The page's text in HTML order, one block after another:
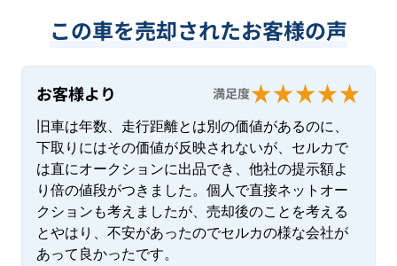
この車を売却されたお客様の声
お客様より 満足度
旧車は年数、走行距離とは別の価値があるのに、
下取りにはその価値が反映されないが、セルカで
は直にオークションに出品でき、他社の提示額よ
り倍の値段がつきました。個人で直接ネットオー
クションも考えましたが、売却後のことを考える
とやはり、不安があったのでセルカの様な会社が
あって良かったです。